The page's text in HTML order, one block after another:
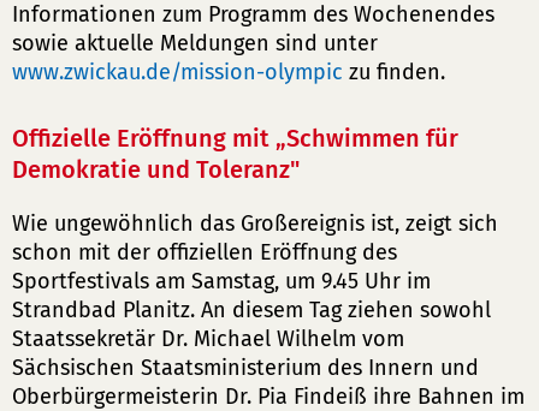
Informationen zum Programm des Wochenendes
sowie aktuelle Meldungen sind unter
www.zwickau.de/mission-olympic zu finden.
Offizielle Eröffnung mit „Schwimmen für
Demokratie und Toleranz"
Wie ungewöhnlich das Großereignis ist, zeigt sich
schon mit der offiziellen Eröffnung des
Sportfestivals am Samstag, um 9.45 Uhr im
Strandbad Planitz. An diesem Tag ziehen sowohl
Staatssekretär Dr. Michael Wilhelm vom
Sächsischen Staatsministerium des Innern und
Oberbürgermeisterin Dr. Pia Findeiß ihre Bahnen im